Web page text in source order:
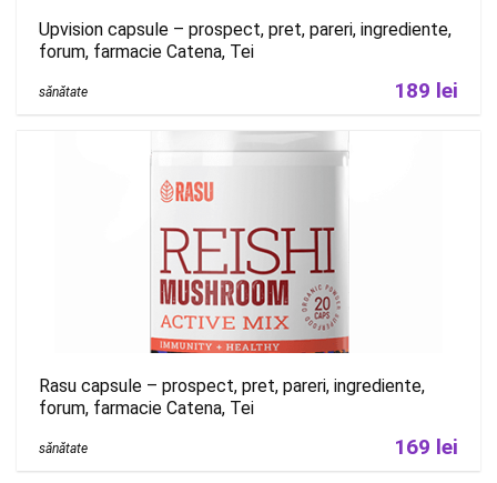
Upvision capsule – prospect, pret, pareri, ingrediente,
forum, farmacie Catena, Tei
sănătate 189 lei
Rasu capsule – prospect, pret, pareri, ingrediente,
forum, farmacie Catena, Tei
sănătate 169 lei